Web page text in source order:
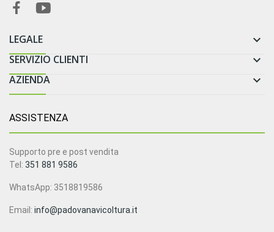
LEGALE 
SERVIZIO CLIENTI 
AZIENDA 
ASSISTENZA
Supporto pre e post vendita
Tel: 351 881 9586
WhatsApp: 3518819586
Email: info@padovanavicoltura.it